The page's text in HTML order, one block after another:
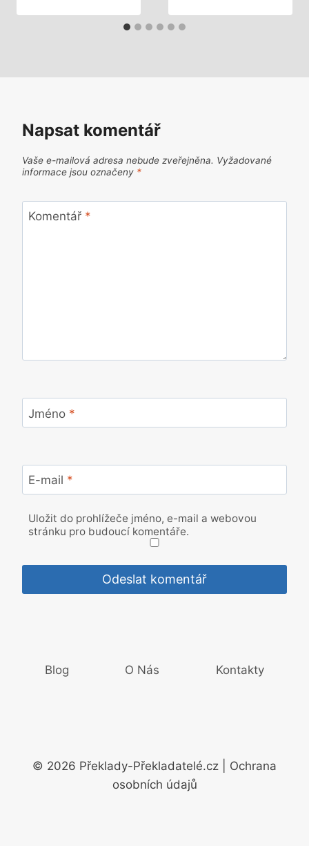
Napsat komentář
Vaše e-mailová adresa nebude zveřejněna. Vyžadované
informace jsou označeny *
Komentář *
Jméno *
E-mail *
Uložit do prohlížeče jméno, e-mail a webovou
stránku pro budoucí komentáře.
Blog O Nás Kontakty
© 2026 Překlady-Překladatelé.cz | Ochrana
osobních údajů